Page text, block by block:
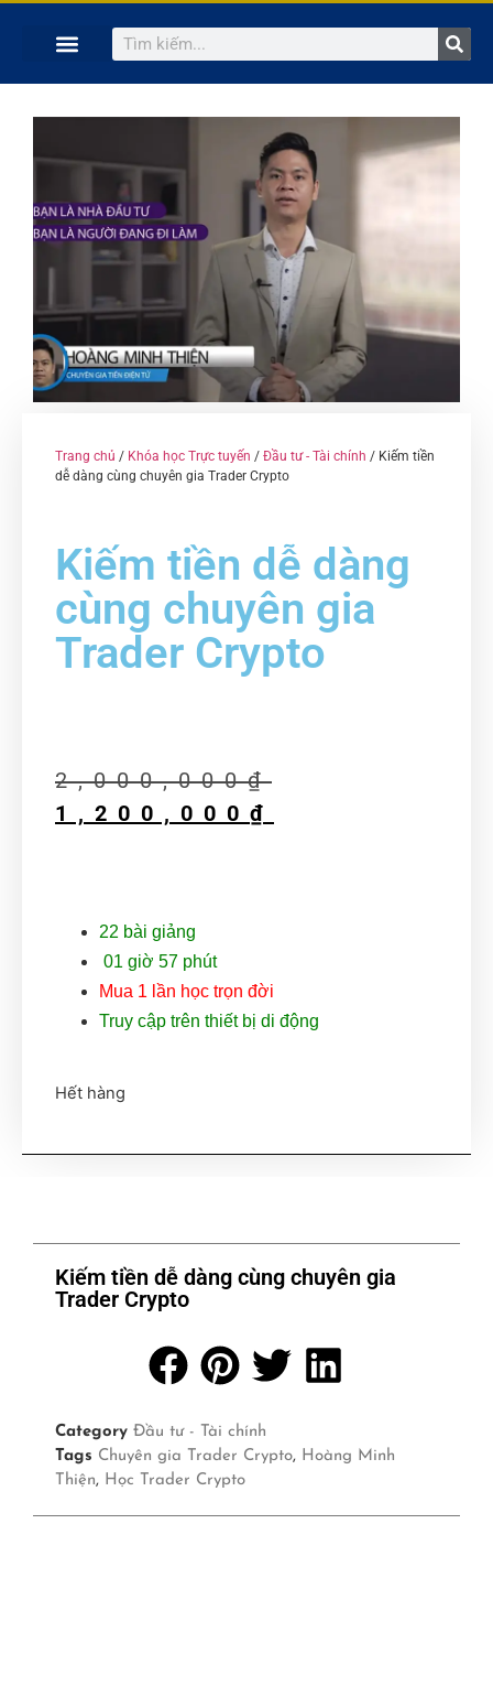
Trang chủ / Khóa học Trực tuyến / Đầu tư - Tài chính / Kiếm tiền
dễ dàng cùng chuyên gia Trader Crypto
Kiếm tiền dễ dàng
cùng chuyên gia
Trader Crypto
2,000,000₫
1,200,000 ₫
22 bài giảng
01 giờ 57 phút
Mua 1 lần học trọn đời
Truy cập trên thiết bị di động
Hết hàng
Kiếm tiền dễ dàng cùng chuyên gia
Trader Crypto
Category Đầu tư - Tài chính
Tags Chuyên gia Trader Crypto, Hoàng Minh
Thiện, Học Trader Crypto